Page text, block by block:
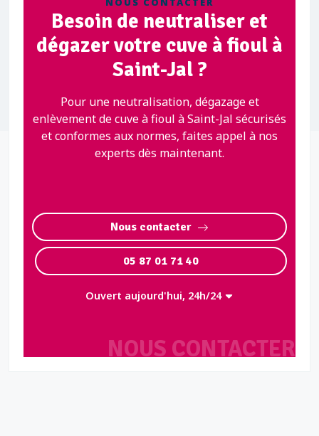
NOUS CONTACTER
Besoin de neutraliser et
dégazer votre cuve à fioul à
Saint-Jal ?
Pour une neutralisation, dégazage et
enlèvement de cuve à fioul à Saint-Jal sécurisés
et conformes aux normes, faites appel à nos
experts dès maintenant.
Nous contacter
05 87 01 71 40
Ouvert aujourd'hui, 24h/24